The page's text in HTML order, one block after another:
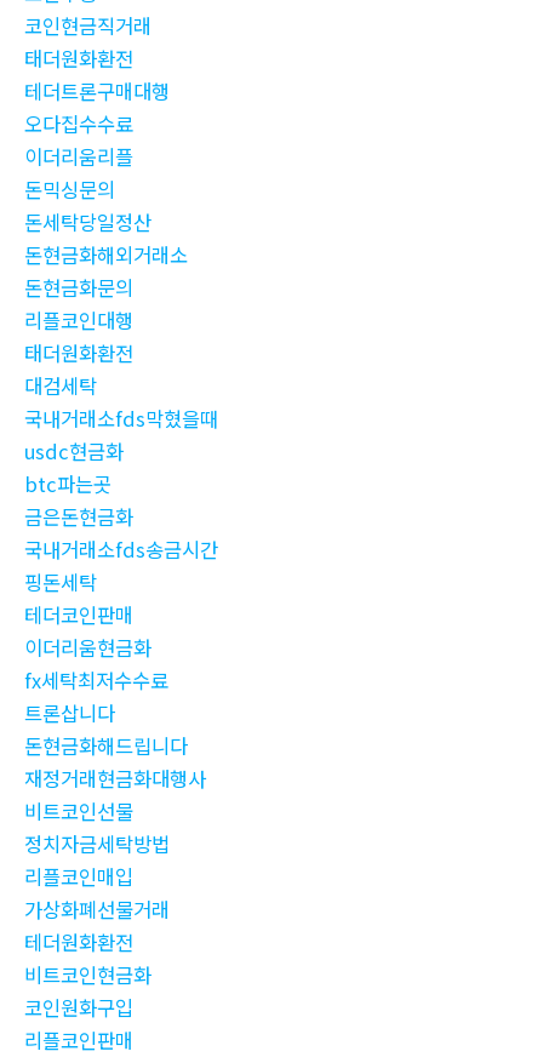
코인현금직거래
태더원화환전
테더트론구매대행
오다집수수료
이더리움리플
돈믹싱문의
돈세탁당일정산
돈현금화해외거래소
돈현금화문의
리플코인대행
태더원화환전
대검세탁
국내거래소fds막혔을때
usdc현금화
btc파는곳
금은돈현금화
국내거래소fds송금시간
핑돈세탁
테더코인판매
이더리움현금화
fx세탁최저수수료
트론삽니다
돈현금화해드립니다
재정거래현금화대행사
비트코인선물
정치자금세탁방법
리플코인매입
가상화폐선물거래
테더원화환전
비트코인현금화
코인원화구입
리플코인판매